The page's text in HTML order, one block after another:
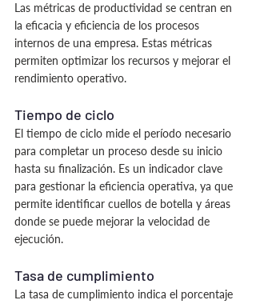
Las métricas de productividad se centran en
la eficacia y eficiencia de los procesos
internos de una empresa. Estas métricas
permiten optimizar los recursos y mejorar el
rendimiento operativo.
Tiempo de ciclo
El tiempo de ciclo mide el período necesario
para completar un proceso desde su inicio
hasta su finalización. Es un indicador clave
para gestionar la eficiencia operativa, ya que
permite identificar cuellos de botella y áreas
donde se puede mejorar la velocidad de
ejecución.
Tasa de cumplimiento
La tasa de cumplimiento indica el porcentaje